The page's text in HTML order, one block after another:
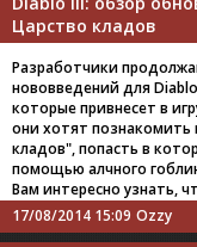
Царство кладов
Разработчики
нововведений для
которые привнесет в
они хотят познакомить
кладов", попасть в
помощью алчного
Вам интересно узнать,
17/08/2014 15:09 Ozzy